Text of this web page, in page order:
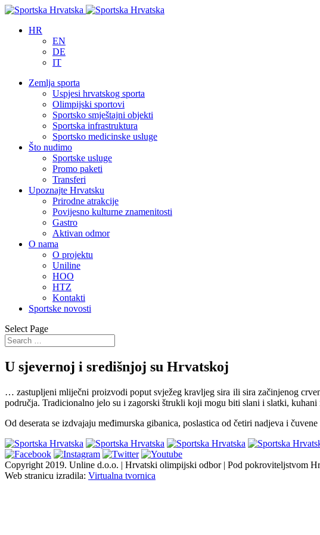
HR
EN
DE
IT
Zemlja sporta
Uspjesi hrvatskog sporta
Olimpijski sportovi
Sportsko smještajni objekti
Sportska infrastruktura
Sportsko medicinske usluge
Što nudimo
Sportske usluge
Promo paketi
Transferi
Upoznajte Hrvatsku
Prirodne atrakcije
Povijesno kulturne znamenitosti
Gastro
Aktivan odmor
O nama
O projektu
Uniline
HOO
HTZ
Kontakti
Sportske novosti
Select Page
U sjevernoj i središnjoj su Hrvatskoj
… zastupljeni mliječni proizvodi poput svježeg kravljeg sira ili sira začinjenog
područja. Tradicionalno jelo su i zagorski štrukli koji mogu biti slani i slatki, kuhani
Od deserata se izdvajaju međimurska gibanica, poslastica od četiri nadjeva i
Copyright 2019. Unline d.o.o. | Hrvatski olimpijski odbor | Pod pokroviteljstvom
Web stranicu izradila: Virtualna tvornica